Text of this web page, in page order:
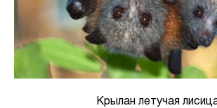
Крылан летучая